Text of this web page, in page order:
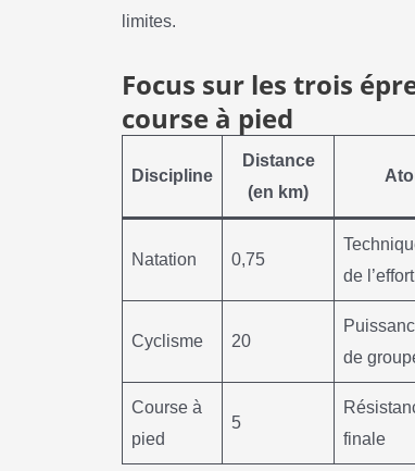
limites.
Focus sur les trois
course à pied
Discipline
Distance
(en km)
Natation 0,75
de l’effort
Cyclisme 20
de
Course à
pied
5
finale